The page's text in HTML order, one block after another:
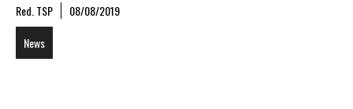
Red. TSP
08/08/2019
News